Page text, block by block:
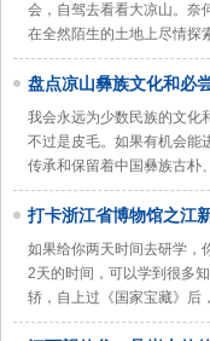
会，自驾去看看大凉山。奈
在全然陌生的土地上尽情探
盘点凉山彝族文化和必
我会永远为少数民族的文化
不过是皮毛。如果有机会能
传承和保留着中国彝族古朴
打卡浙江省博物馆之江
如果给你两天时间去研学，
2天的时间，可以学到很多
轿，自上过《国家宝藏》后